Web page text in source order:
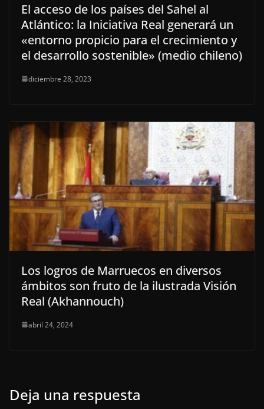
El acceso de los países del Sahel al
Atlántico: la Iniciativa Real generará un
«entorno propicio para el crecimiento y
el desarrollo sostenible» (medio chileno)
diciembre 28, 2023
Los logros de Marruecos en diversos
ámbitos son fruto de la ilustrada Visión
Real (Akhannouch)
abril 24, 2024
Deja una respuesta